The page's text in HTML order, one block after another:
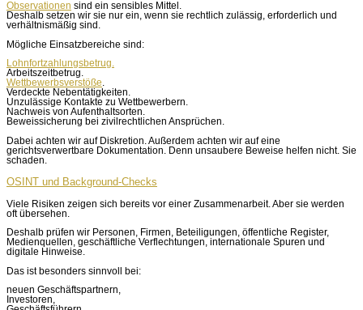
Observationen sind ein sensibles Mittel.
Deshalb setzen wir sie nur ein, wenn sie rechtlich zulässig, erforderlich und
verhältnismäßig sind.
Mögliche Einsatzbereiche sind:
Lohnfortzahlungsbetrug.
Arbeitszeitbetrug.
Wettbewerbsverstöße
Verdeckte Nebentätigkeiten.
Unzulässige Kontakte zu Wettbewerbern.
Nachweis von Aufenthaltsorten.
Beweissicherung bei zivilrechtlichen Ansprüchen.
Dabei achten wir auf Diskretion. Außerdem achten wir auf eine
gerichtsverwertbare Dokumentation. Denn unsaubere Beweise helfen nicht. Sie
schaden.
OSINT und Background-Checks
Viele Risiken zeigen sich bereits vor einer Zusammenarbeit. Aber sie werden
oft übersehen.
Deshalb prüfen wir Personen, Firmen, Beteiligungen, öffentliche Register,
Medienquellen, geschäftliche Verflechtungen, internationale Spuren und
digitale Hinweise.
Das ist besonders sinnvoll bei:
neuen Geschäftspartnern,
Investoren,